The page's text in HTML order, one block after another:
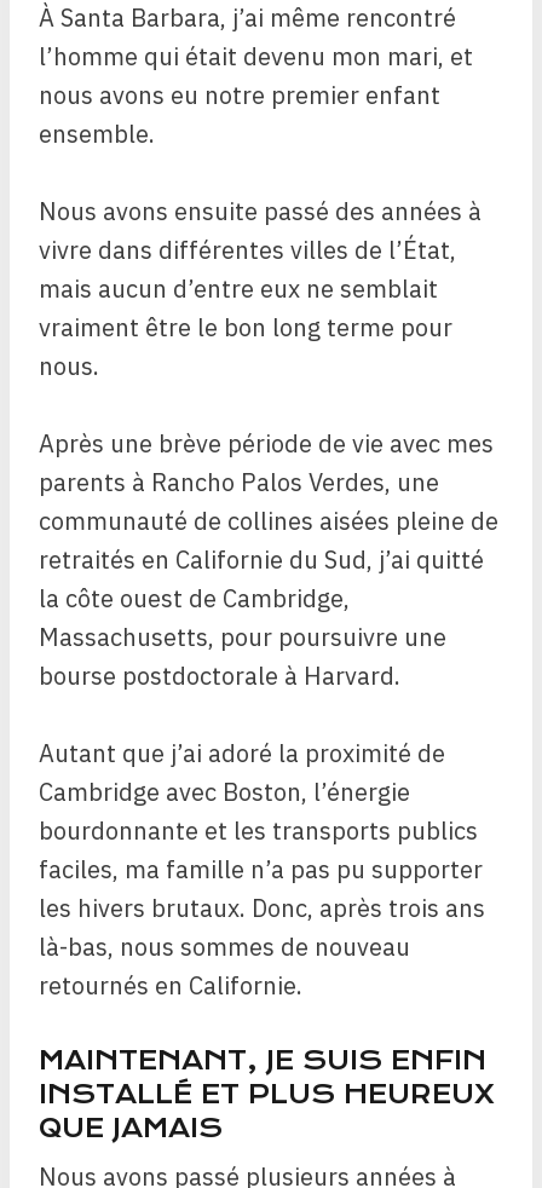
À Santa Barbara, j’ai même rencontré
l’homme qui était devenu mon mari, et
nous avons eu notre premier enfant
ensemble.
Nous avons ensuite passé des années à
vivre dans différentes villes de l’État,
mais aucun d’entre eux ne semblait
vraiment être le bon long terme pour
nous.
Après une brève période de vie avec mes
parents à Rancho Palos Verdes, une
communauté de collines aisées pleine de
retraités en Californie du Sud, j’ai quitté
la côte ouest de Cambridge,
Massachusetts, pour poursuivre une
bourse postdoctorale à Harvard.
Autant que j’ai adoré la proximité de
Cambridge avec Boston, l’énergie
bourdonnante et les transports publics
faciles, ma famille n’a pas pu supporter
les hivers brutaux. Donc, après trois ans
là-bas, nous sommes de nouveau
retournés en Californie.
MAINTENANT, JE SUIS ENFIN
INSTALLÉ ET PLUS HEUREUX
QUE JAMAIS
Nous avons passé plusieurs années à